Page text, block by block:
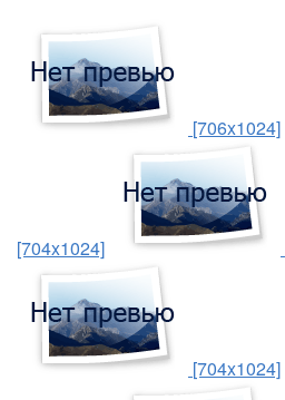
[706x1024]
[704x1024]
[704x1024]